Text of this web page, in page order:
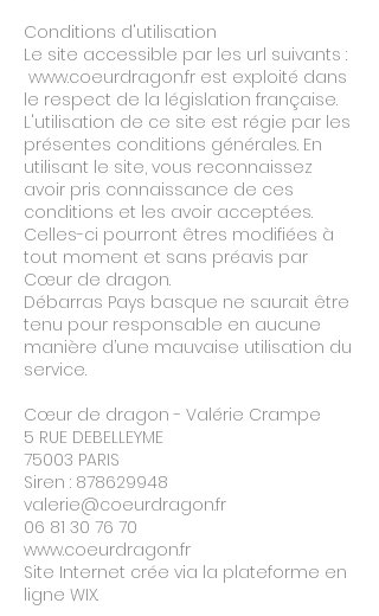
Conditions d'utilisation
Le site accessible par les url suivants :
www.coeurdragon.fr est exploité dans
le respect de la législation française.
L'utilisation de ce site est régie par les
présentes conditions générales. En
utilisant le site, vous reconnaissez
avoir pris connaissance de ces
conditions et les avoir acceptées.
Celles-ci pourront êtres modifiées à
tout moment et sans préavis par
Cœur de dragon.
Débarras Pays basque ne saurait être
tenu pour responsable en aucune
manière d’une mauvaise utilisation du
service.
Cœur de dragon - Valérie Crampe
5 RUE DEBELLEYME
75003 PARIS
Siren : 878629948
valerie@coeurdragon.fr
06 81 30 76 70
www.coeurdragon.fr
Site Internet crée via la plateforme en
ligne WIX.